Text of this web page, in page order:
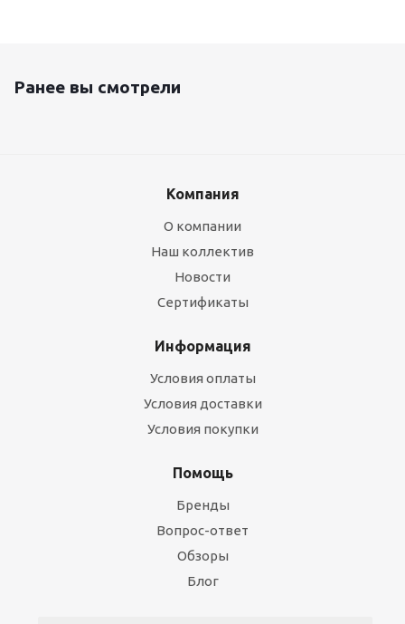
Ранее вы смотрели
Компания
О компании
Наш коллектив
Новости
Сертификаты
Информация
Условия оплаты
Условия доставки
Условия покупки
Помощь
Бренды
Вопрос-ответ
Обзоры
Блог